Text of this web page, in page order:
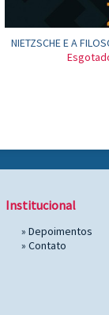
NIETZSCHE E A
Institucional
» Depoimentos
» Contato